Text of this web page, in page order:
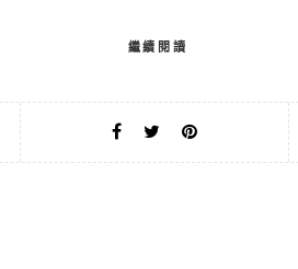
繼續閱讀